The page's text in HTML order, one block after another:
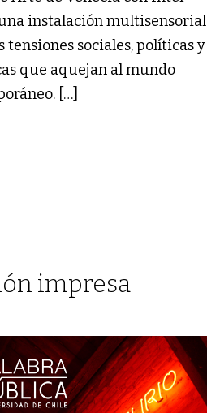
instalación multisensorial
tensiones sociales, políticas y
que aquejan al mundo
[…]
impresa